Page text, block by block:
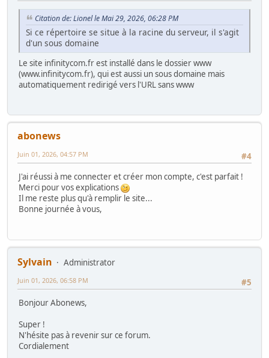
Citation de: Lionel le Mai 29, 2026, 06:28 PM
Si ce répertoire se situe à la racine du serveur, il s'agit
d'un sous domaine
Le site infinitycom.fr est installé dans le dossier www
(www.infinitycom.fr), qui est aussi un sous domaine mais
automatiquement redirigé vers l'URL sans www
abonews
#4
Juin 01, 2026, 04:57 PM
J'ai réussi à me connecter et créer mon compte, c'est parfait !
Merci pour vos explications
Il me reste plus qu'à remplir le site...
Bonne journée à vous,
Sylvain
Administrator
#5
Juin 01, 2026, 06:58 PM
Bonjour Abonews,
Super !
N'hésite pas à revenir sur ce forum.
Cordialement